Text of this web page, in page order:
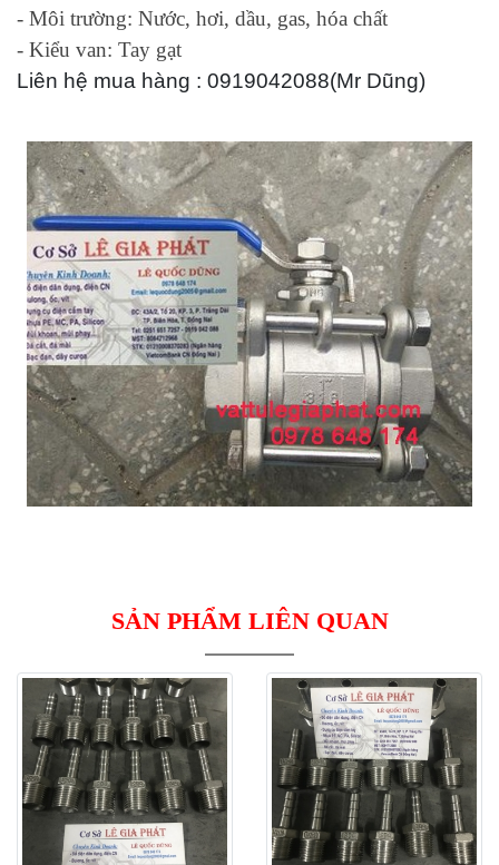
- Môi trường: Nước, hơi, dầu, gas, hóa chất
- Kiểu van: Tay gạt
Liên hệ mua hàng : 0919042088(Mr Dũng)
SẢN PHẨM LIÊN QUAN